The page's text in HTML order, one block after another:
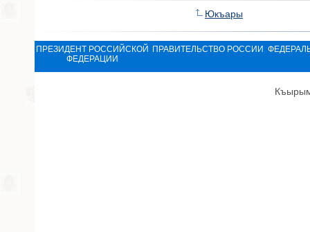
Юкъары
ПРЕЗИДЕНТ РОССИЙСКОЙ
ФЕДЕРАЦИИ
ПРАВИТЕЛЬСТВО РОССИИ